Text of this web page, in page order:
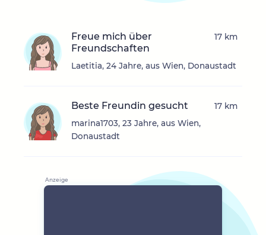
Freue mich über
Freundschaften
Laetitia, 24 Jahre, aus Wien, Donaustadt
17 km
Beste Freundin gesucht
marina1703, 23 Jahre, aus Wien,
Donaustadt
17 km